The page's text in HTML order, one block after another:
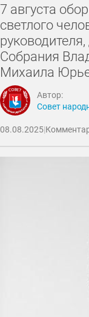
7 августа
светлого
Собрания
Михаила
Автор:
Совет
08.08.2025|